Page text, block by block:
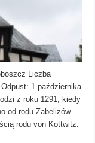
Liczba
1 października
z roku 1291, kiedy
od rodu Zabelizów.
rodu von Kottwitz.